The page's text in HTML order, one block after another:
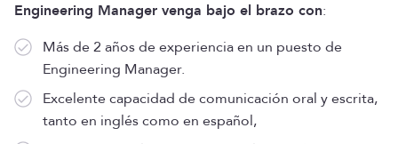
Engineering Manager venga bajo el brazo con:
Más de 2 años de experiencia en un puesto de
Engineering Manager.
Excelente capacidad de comunicación oral y escrita,
tanto en inglés como en español,